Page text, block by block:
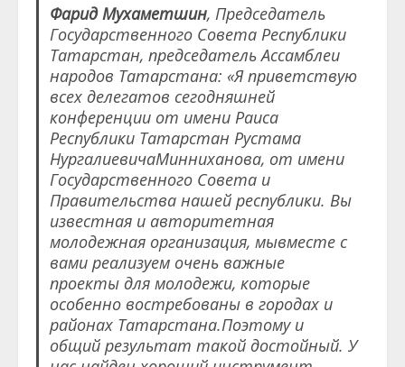
Фарид Мухаметшин, Председатель
Государственного Совета Республики
Татарстан, председатель Ассамблеи
народов Татарстана: «Я приветствую
всех делегатов сегодняшней
конференции от имени Раиса
Республики Татарстан Рустама
НургалиевичаМинниханова, от имени
Государственного Совета и
Правительства нашей республики. Вы
известная и авторитетная
молодежная организация, мывместе с
вами реализуем очень важные
проекты для молодежи, которые
особенно востребованы в городах и
районах Татарстана.Поэтому и
общий результат такой достойный. У